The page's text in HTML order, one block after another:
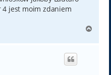
4 jest moim zdaniem
g